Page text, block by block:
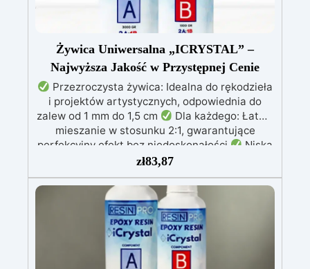
Żywica Uniwersalna „ICRYSTAL” –
Najwyższa Jakość w Przystępnej Cenie
Przezroczysta żywica: Idealna do rękodzieła
i projektów artystycznych, odpowiednia do
zalew od 1 mm do 1,5 cm
Dla każdego: Łatwe
mieszanie w stosunku 2:1, gwarantujące
perfekcyjny efekt bez niedoskonałości
Niska
lepkość: Zapewnia odlewy bez pęcherzyków,
kompatybilna z drewnem, silikonem, szkłem,
metalem i innymi materiałami
Bezpieczna po
utwardzeniu: Nietoksyczna, bezpieczna dla
skóry, wolna od BPA i rozpuszczalników (VOC
Błyszcząca i samopoziomująca: Z
filtrami UV przeciw żółknięciu dla trwałego i
lśniącego wykończenia
zł83,87